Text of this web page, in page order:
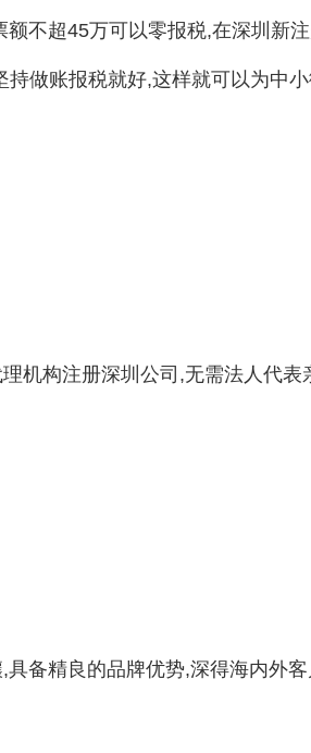
不超45万可以零报税,在深圳新
做账报税就好,这样就可以为中
机构注册深圳公司,无需法人代表
备精良的品牌优势,深得海内外